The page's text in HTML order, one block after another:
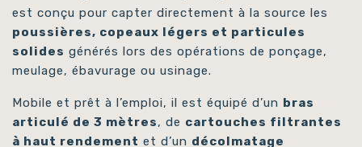
est conçu pour capter directement à la source les
poussières, copeaux légers et particules
solides générés lors des opérations de ponçage,
meulage, ébavurage ou usinage.
Mobile et prêt à l’emploi, il est équipé d’un bras
articulé de 3 mètres, de cartouches filtrantes
à haut rendement et d’un décolmatage